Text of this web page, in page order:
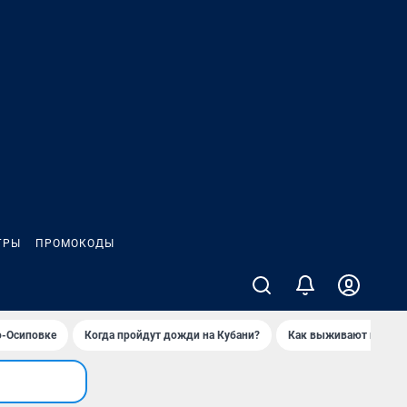
ПРОМОКОДЫ
Осиповке Когда пройдут дожди на Кубани? Как выживают